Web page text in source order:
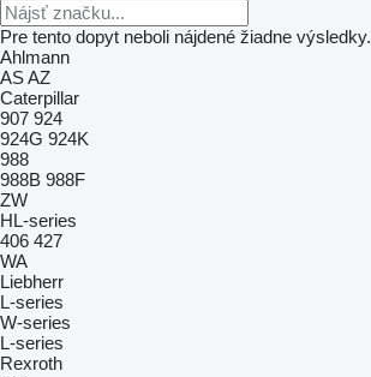
Pre tento dopyt neboli nájdené žiadne výsledky.
Ahlmann
ASAZ
Caterpillar
907 924
924G 924K
988
988B 988F
ZW
HL-series
406 427
WA
Liebherr
L-series
W-series
L-series
Rexroth